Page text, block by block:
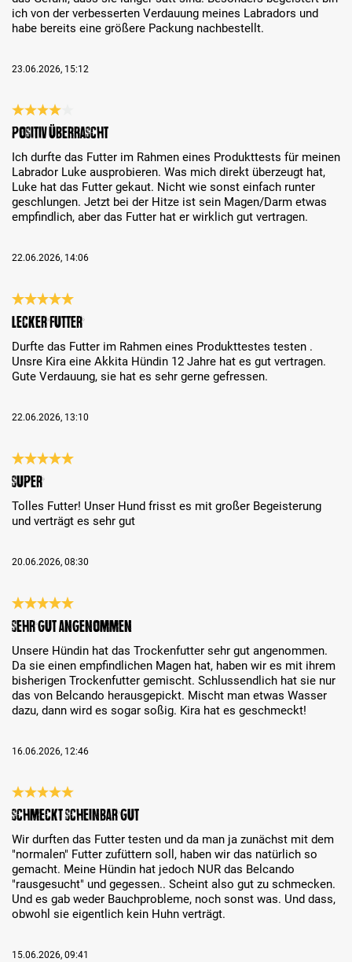
ich von der verbesserten Verdauung meines Labradors und
habe bereits eine größere Packung nachbestellt.
23.06.2026, 15:12
Review with rating of 4 out of 5 stars
Positiv überrascht
Ich durfte das Futter im Rahmen eines Produkttests für meinen
Labrador Luke ausprobieren. Was mich direkt überzeugt hat,
Luke hat das Futter gekaut. Nicht wie sonst einfach runter
geschlungen. Jetzt bei der Hitze ist sein Magen/Darm etwas
empfindlich, aber das Futter hat er wirklich gut vertragen.
22.06.2026, 14:06
Review with rating of 5 out of 5 stars
lecker Futter
Durfte das Futter im Rahmen eines Produkttestes testen .
Unsre Kira eine Akkita Hündin 12 Jahre hat es gut vertragen.
Gute Verdauung, sie hat es sehr gerne gefressen.
22.06.2026, 13:10
Review with rating of 5 out of 5 stars
Super
Tolles Futter! Unser Hund frisst es mit großer Begeisterung
und verträgt es sehr gut
20.06.2026, 08:30
Review with rating of 5 out of 5 stars
Sehr gut angenommen
Unsere Hündin hat das Trockenfutter sehr gut angenommen.
Da sie einen empfindlichen Magen hat, haben wir es mit ihrem
bisherigen Trockenfutter gemischt. Schlussendlich hat sie nur
das von Belcando herausgepickt. Mischt man etwas Wasser
dazu, dann wird es sogar soßig. Kira hat es geschmeckt!
16.06.2026, 12:46
Review with rating of 5 out of 5 stars
Schmeckt scheinbar gut
Wir durften das Futter testen und da man ja zunächst mit dem
"normalen" Futter zufüttern soll, haben wir das natürlich so
gemacht. Meine Hündin hat jedoch NUR das Belcando
"rausgesucht" und gegessen.. Scheint also gut zu schmecken.
Und es gab weder Bauchprobleme, noch sonst was. Und dass,
obwohl sie eigentlich kein Huhn verträgt.
15.06.2026, 09:41